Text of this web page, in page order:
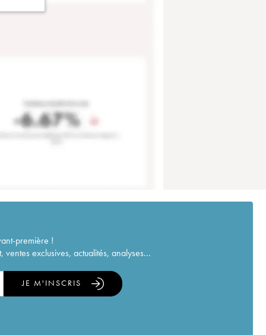
première !
exclusives, actualités, analyses...
JE M'INSCRIS